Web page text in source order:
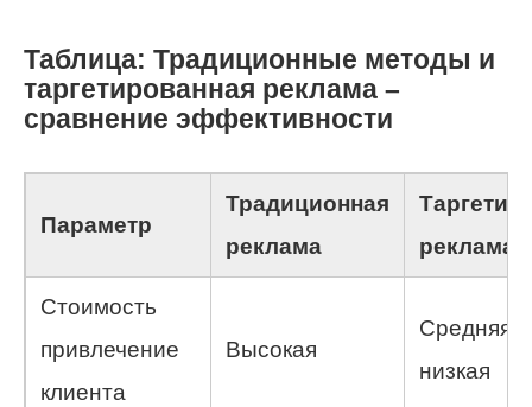
Таблица: Традиционные методы и
таргетированная реклама –
сравнение эффективности
Параметр
Традиционная
реклама
реклама
Стоимость
привлечение
клиента
Высокая
Средняя
низкая